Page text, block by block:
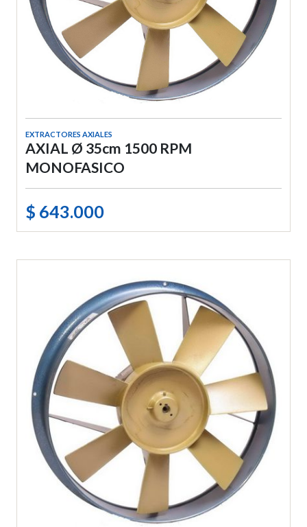
EXTRACTORES AXIALES
AXIAL Ø 35cm 1500 RPM
MONOFASICO
$ 643.000